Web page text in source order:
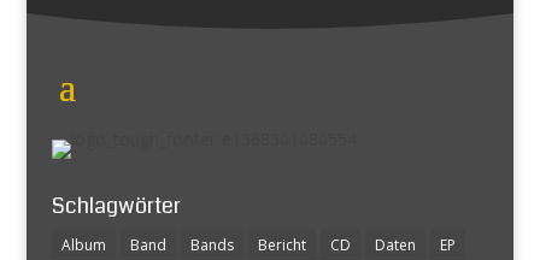
Schlagwörter
Album Band Bands Bericht CD Daten
EP